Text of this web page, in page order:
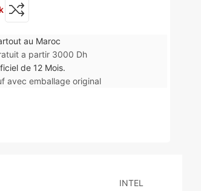
au Maroc
a partir 3000 Dh
de 12 Mois.
avec emballage original
INTEL